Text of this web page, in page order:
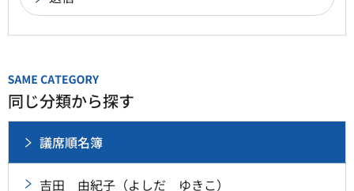
同じ分類から探す
議席順名簿
吉田 由紀子（よしだ ゆきこ）